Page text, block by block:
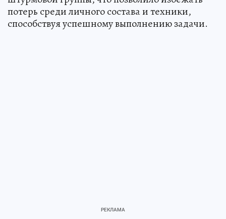
потерь среди личного состава и техники,
способствуя успешному выполнению задачи.